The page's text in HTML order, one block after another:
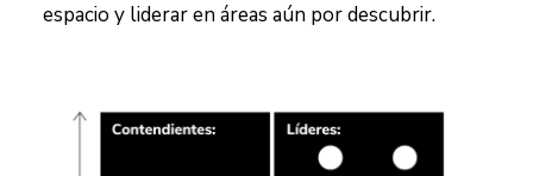
espacio y liderar en áreas aún por descubrir.